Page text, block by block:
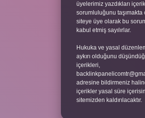
üyelerimiz yazdıkları
sorumluluğunu taşımakta
siteye üye olarak bu
kabul etmiş sayılırlar.
Hukuka ve yasal
aykırı olduğunu
içerikleri,
adresine bildirmeniz
içerikler yasal süre
sitemizden kaldırılacaktır.